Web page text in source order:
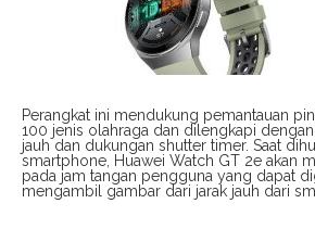
Perangkat ini mendukung pemantauan
100 jenis olahraga dan dilengkapi
jauh dan dukungan shutter timer. Saat
smartphone, Huawei Watch GT 2e akan
pada jam tangan pengguna yang dapat
mengambil gambar dari jarak jauh dari